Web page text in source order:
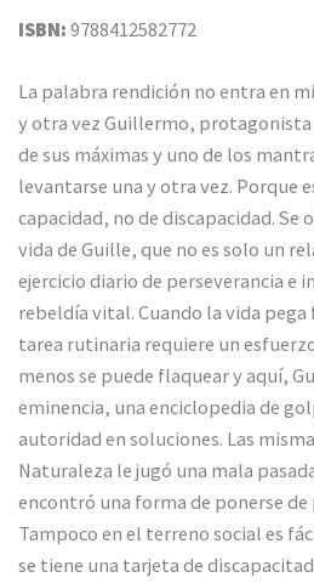
ISBN: 9788412582772
La palabra rendición no entra en
y otra vez Guillermo, protagonista
de sus máximas y uno de los
levantarse una y otra vez. Porque
capacidad, no de discapacidad. Se
vida de Guille, que no es solo un
ejercicio diario de perseverancia e
rebeldía vital. Cuando la vida
tarea rutinaria requiere un
menos se puede flaquear y aquí,
eminencia, una enciclopedia de
autoridad en soluciones. Las
Naturaleza le jugó una mala
encontró una forma de ponerse de
Tampoco en el terreno social es
se tiene una tarjeta de